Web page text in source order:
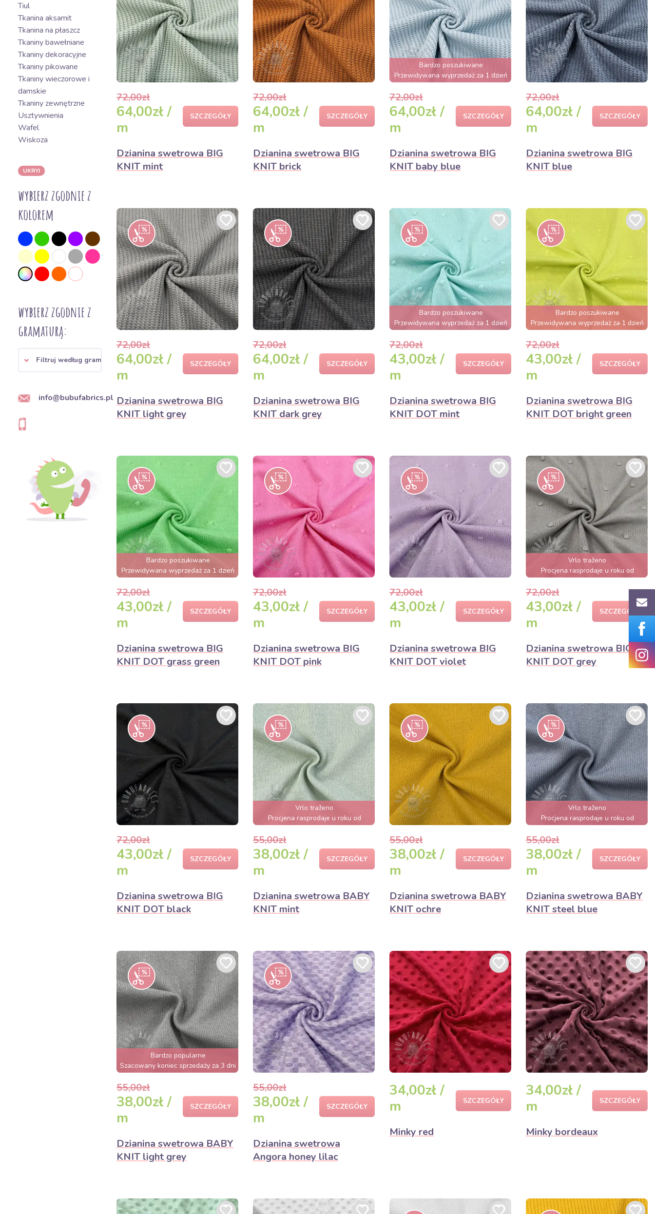
Tiul
Tkanina aksamit
Tkanina na płaszcz
Tkaniny bawełniane
Tkaniny dekoracyjne
Tkaniny pikowane
Tkaniny wieczorowe i
damskie
Tkaniny zewnętrzne
Usztywnienia
Wafel
Wiskoza
UKRYJ
wybierz zgodnie z
kolorem
wybierz zgodnie z
gramaturą:
Filtruj według gramatury
info@bubufabrics.pl
72,00zł
64,00zł /
m
SZCZEGÓŁY
Dzianina swetrowa BIG
KNIT mint
72,00zł
64,00zł /
m
SZCZEGÓŁY
Dzianina swetrowa BIG
KNIT brick
Bardzo poszukiwane
Przewidywana wyprzedaż za 1 dzień
72,00zł
64,00zł /
m
SZCZEGÓŁY
Dzianina swetrowa BIG
KNIT baby blue
72,00zł
64,00zł /
m
SZCZEGÓŁY
Dzianina swetrowa BIG
KNIT blue
72,00zł
64,00zł /
m
SZCZEGÓŁY
Dzianina swetrowa BIG
KNIT light grey
72,00zł
64,00zł /
m
SZCZEGÓŁY
Dzianina swetrowa BIG
KNIT dark grey
Bardzo poszukiwane
Przewidywana wyprzedaż za 1 dzień
72,00zł
43,00zł /
m
SZCZEGÓŁY
Dzianina swetrowa BIG
KNIT DOT mint
Bardzo poszukiwane
Przewidywana wyprzedaż za 1 dzień
72,00zł
43,00zł /
m
SZCZEGÓŁY
Dzianina swetrowa BIG
KNIT DOT bright green
Bardzo poszukiwane
Przewidywana wyprzedaż za 1 dzień
72,00zł
43,00zł /
m
SZCZEGÓŁY
Dzianina swetrowa BIG
KNIT DOT grass green
72,00zł
43,00zł /
m
SZCZEGÓŁY
Dzianina swetrowa BIG
KNIT DOT pink
72,00zł
43,00zł /
m
SZCZEGÓŁY
Dzianina swetrowa BIG
KNIT DOT violet
Vrlo traženo
Procjena rasprodaje u roku od
nekoliko sati
72,00zł
43,00zł /
m
SZCZEGÓŁY
Dzianina swetrowa BIG
KNIT DOT grey
72,00zł
43,00zł /
m
SZCZEGÓŁY
Dzianina swetrowa BIG
KNIT DOT black
Vrlo traženo
Procjena rasprodaje u roku od
nekoliko sati
55,00zł
38,00zł /
m
SZCZEGÓŁY
Dzianina swetrowa BABY
KNIT mint
55,00zł
38,00zł /
m
SZCZEGÓŁY
Dzianina swetrowa BABY
KNIT ochre
Vrlo traženo
Procjena rasprodaje u roku od
nekoliko sati
55,00zł
38,00zł /
m
SZCZEGÓŁY
Dzianina swetrowa BABY
KNIT steel blue
Bardzo popularne
Szacowany koniec sprzedaży za 3 dni
55,00zł
38,00zł /
m
SZCZEGÓŁY
Dzianina swetrowa BABY
KNIT light grey
55,00zł
38,00zł /
m
SZCZEGÓŁY
Dzianina swetrowa
Angora honey lilac
34,00zł /
m
SZCZEGÓŁY
Minky red
34,00zł /
m
SZCZEGÓŁY
Minky bordeaux